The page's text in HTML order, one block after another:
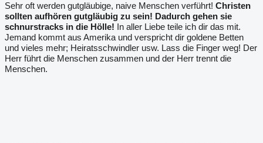
Sehr oft werden gutgläubige, naive Menschen verführt! Christen
sollten aufhören gutgläubig zu sein! Dadurch gehen sie
schnurstracks in die Hölle! In aller Liebe teile ich dir das mit.
Jemand kommt aus Amerika und verspricht dir goldene Betten
und vieles mehr; Heiratsschwindler usw. Lass die Finger weg! Der
Herr führt die Menschen zusammen und der Herr trennt die
Menschen.